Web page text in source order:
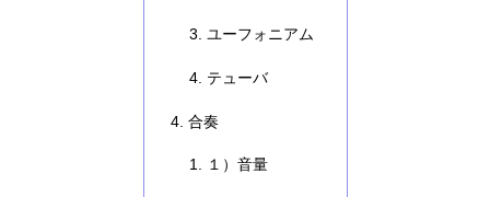
ユーフォニアム
テューバ
合奏
１）音量